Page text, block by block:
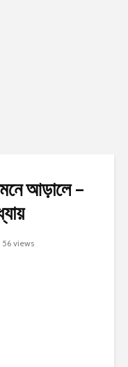
আড়ালে –
56 views